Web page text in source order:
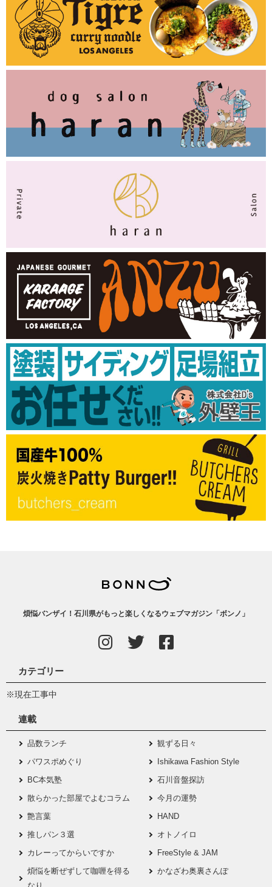
煩悩バンザイ！石川県がもっと楽しくなるウェブマガジン「ボンノ」
カテゴリー
※現在工事中
連載
品数ランチ
観ずる日々
パワスポめぐり
Ishikawa Fashion Style
BC本気塾
石川音盤探訪
散らかった部屋でよむコラム
今月の運勢
艶言葉
HAND
推しパン３選
オトノイロ
カレーってからいですか
FreeStyle & JAM
煩悩を断ぜずして咖喱を得る
かなざわ奥裏さんぽ